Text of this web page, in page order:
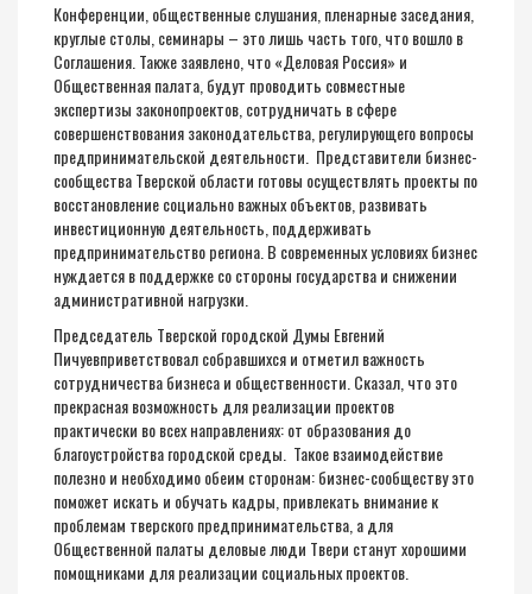
Конференции, общественные слушания, пленарные заседания,
круглые столы, семинары – это лишь часть того, что вошло в
Соглашения. Также заявлено, что «Деловая Россия» и
Общественная палата, будут проводить совместные
экспертизы законопроектов, сотрудничать в сфере
совершенствования законодательства, регулирующего вопросы
предпринимательской деятельности. Представители бизнес-
сообщества Тверской области готовы осуществлять проекты по
восстановление социально важных объектов, развивать
инвестиционную деятельность, поддерживать
предпринимательство региона. В современных условиях бизнес
нуждается в поддержке со стороны государства и снижении
административной нагрузки.
Председатель Тверской городской Думы Евгений
Пичуевприветствовал собравшихся и отметил важность
сотрудничества бизнеса и общественности. Сказал, что это
прекрасная возможность для реализации проектов
практически во всех направлениях: от образования до
благоустройства городской среды. Такое взаимодействие
полезно и необходимо обеим сторонам: бизнес-сообществу это
поможет искать и обучать кадры, привлекать внимание к
проблемам тверского предпринимательства, а для
Общественной палаты деловые люди Твери станут хорошими
помощниками для реализации социальных проектов.